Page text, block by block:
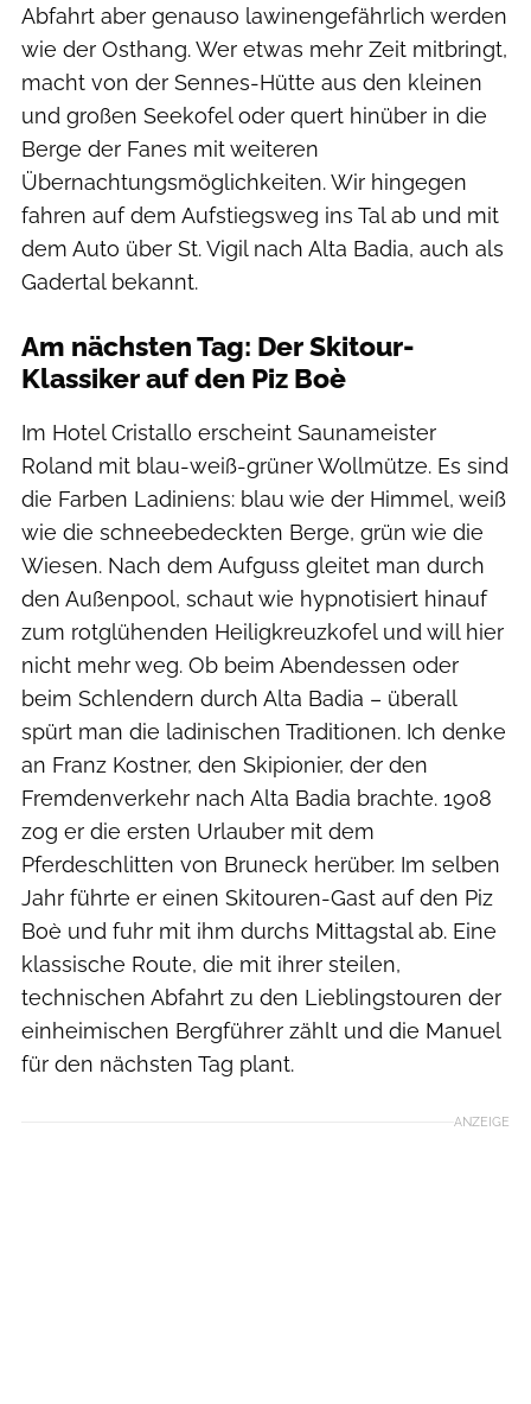
Abfahrt aber genauso lawinengefährlich werden
wie der Osthang. Wer etwas mehr Zeit mitbringt,
macht von der Sennes-Hütte aus den kleinen
und großen Seekofel oder quert hinüber in die
Berge der Fanes mit weiteren
Übernachtungsmöglichkeiten. Wir hingegen
fahren auf dem Aufstiegsweg ins Tal ab und mit
dem Auto über St. Vigil nach Alta Badia, auch als
Gadertal bekannt.
Am nächsten Tag: Der Skitour-
Klassiker auf den Piz Boè
Im Hotel Cristallo erscheint Saunameister
Roland mit blau-weiß-grüner Wollmütze. Es sind
die Farben Ladiniens: blau wie der Himmel, weiß
wie die schneebedeckten Berge, grün wie die
Wiesen. Nach dem Aufguss gleitet man durch
den Außenpool, schaut wie hypnotisiert hinauf
zum rotglühenden Heiligkreuzkofel und will hier
nicht mehr weg. Ob beim Abendessen oder
beim Schlendern durch Alta Badia – überall
spürt man die ladinischen Traditionen. Ich denke
an Franz Kostner, den Skipionier, der den
Fremdenverkehr nach Alta Badia brachte. 1908
zog er die ersten Urlauber mit dem
Pferdeschlitten von Bruneck herüber. Im selben
Jahr führte er einen Skitouren-Gast auf den Piz
Boè und fuhr mit ihm durchs Mittagstal ab. Eine
klassische Route, die mit ihrer steilen,
technischen Abfahrt zu den Lieblingstouren der
einheimischen Bergführer zählt und die Manuel
für den nächsten Tag plant.
ANZEIGE